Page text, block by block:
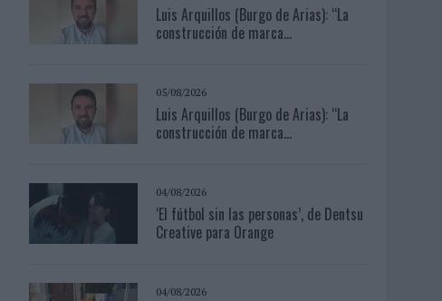
Luis Arquillos (Burgo de Arias): “La
construcción de marca...
05/08/2026
Luis Arquillos (Burgo de Arias): “La
construcción de marca...
04/08/2026
‘El fútbol sin las personas’, de Dentsu
Creative para Orange
04/08/2026